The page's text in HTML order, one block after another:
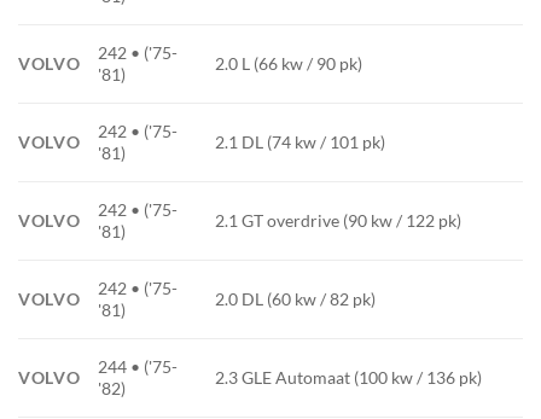
VOLVO
242 • ('75-
'81)
2.0 L (66 kw / 90 pk)
VOLVO
242 • ('75-
'81)
2.1 DL (74 kw / 101 pk)
VOLVO
242 • ('75-
'81)
2.1 GT overdrive (90 kw / 122 pk)
VOLVO
242 • ('75-
'81)
2.0 DL (60 kw / 82 pk)
VOLVO
244 • ('75-
'82)
2.3 GLE Automaat (100 kw / 136 pk)